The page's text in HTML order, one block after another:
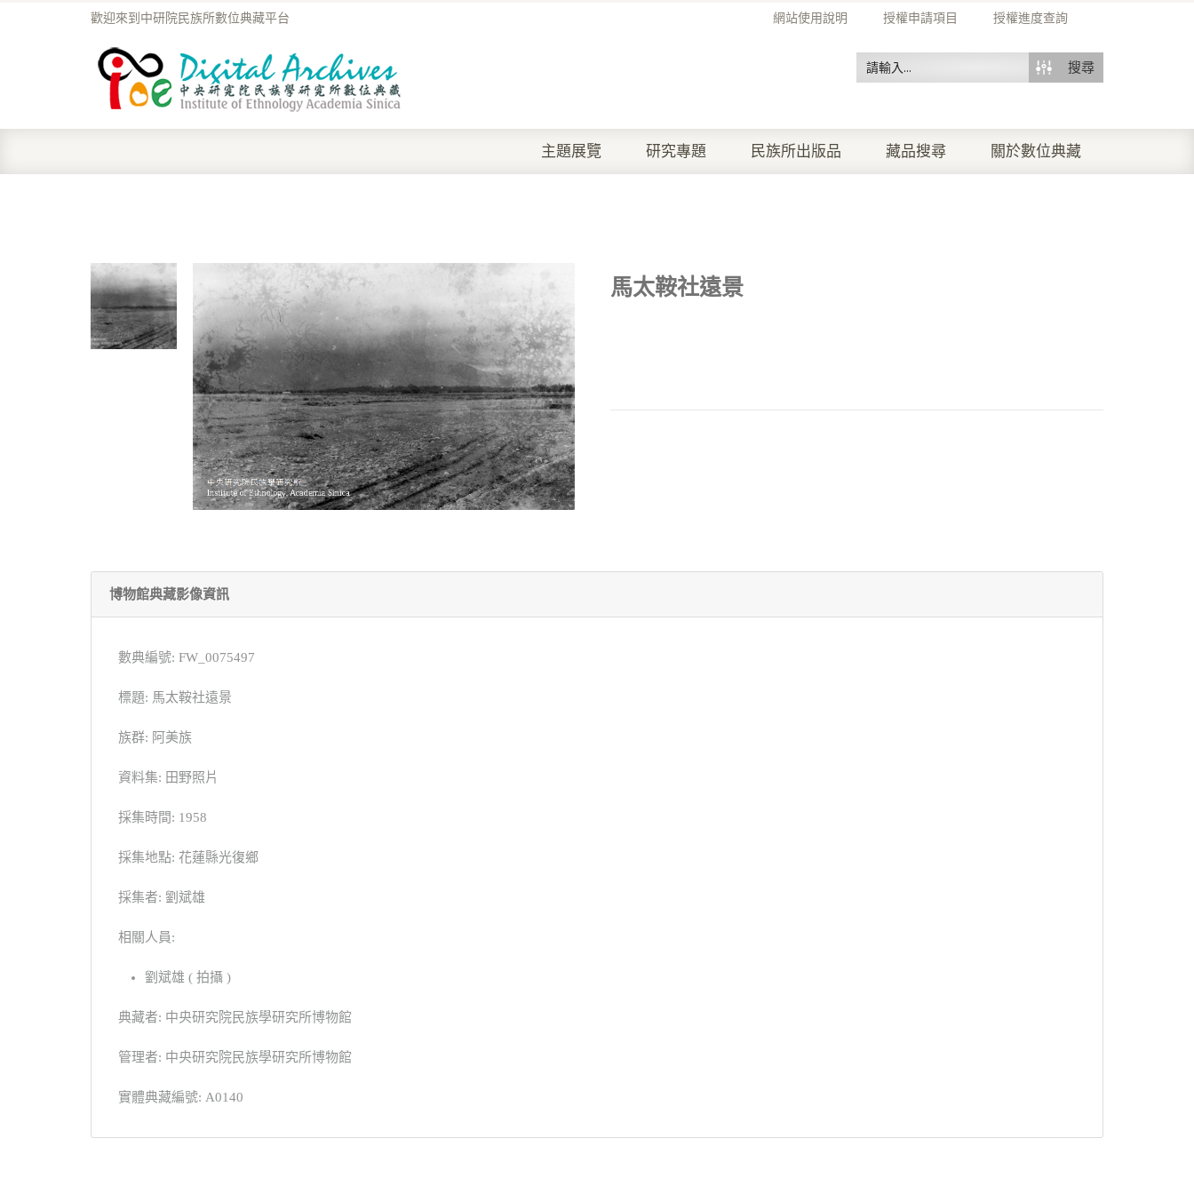
網站使用說明 授權申請項目 授權進度查詢
歡迎來到中研院民族所數位典藏平台
搜尋
主題展覽 研究專題 民族所出版品 藏品搜尋 關於數位典藏
馬太鞍社遠景
博物館典藏影像資訊
數典編號: FW_0075497
標題: 馬太鞍社遠景
族群: 阿美族
資料集: 田野照片
採集時間: 1958
採集地點: 花蓮縣光復鄉
採集者: 劉斌雄
相關人員:
劉斌雄 ( 拍攝 )
典藏者: 中央研究院民族學研究所博物館
管理者: 中央研究院民族學研究所博物館
實體典藏編號: A0140